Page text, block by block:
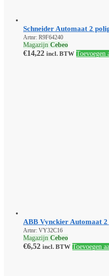
Schneider Automaat 2
Artnr: R9F64240
Magazijn Cebeo
€14,22 incl. BTW Toevoegen
ABB Vynckier Automaat 2
Artnr: VY32C16
Magazijn Cebeo
€6,52 incl. BTW Toevoegen